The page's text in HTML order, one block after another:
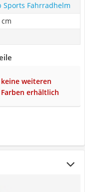
Sports Fahrradhelm
keine weiteren
Farben erhältlich